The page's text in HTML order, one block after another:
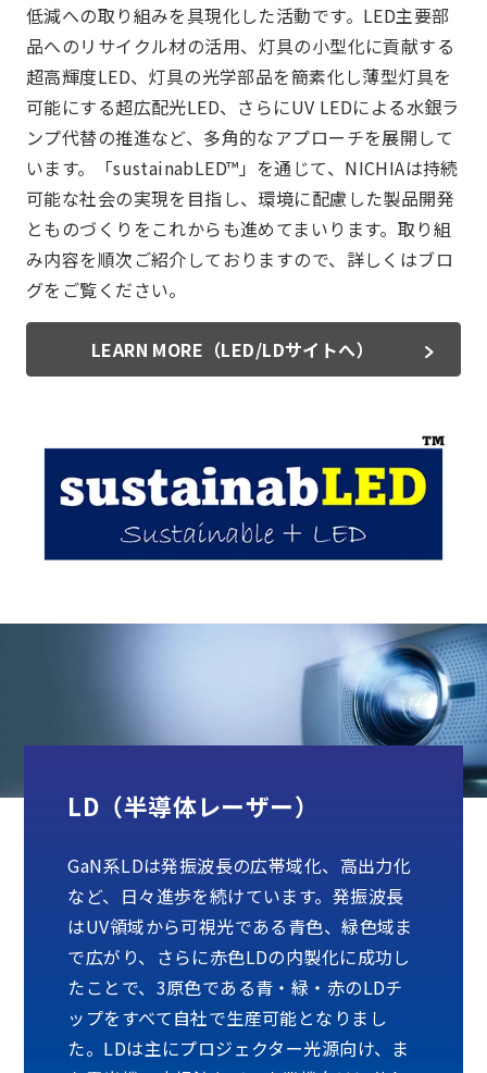
低減への取り組みを具現化した活動です。LED主要部
品へのリサイクル材の活用、灯具の小型化に貢献する
超高輝度LED、灯具の光学部品を簡素化し薄型灯具を
可能にする超広配光LED、さらにUV LEDによる水銀ラ
ンプ代替の推進など、多角的なアプローチを展開して
います。「sustainabLED™」を通じて、NICHIAは持続
可能な社会の実現を目指し、環境に配慮した製品開発
とものづくりをこれからも進めてまいります。取り組
み内容を順次ご紹介しておりますので、詳しくはブロ
グをご覧ください。
LEARN MORE（LED/LDサイトへ）
LD（半導体レーザー）
GaN系LDは発振波長の広帯域化、高出力化
など、日々進歩を続けています。発振波長
はUV領域から可視光である青色、緑色域ま
で広がり、さらに赤色LDの内製化に成功し
たことで、3原色である青・緑・赤のLDチ
ップをすべて自社で生産可能となりまし
た。LDは主にプロジェクター光源向け、ま